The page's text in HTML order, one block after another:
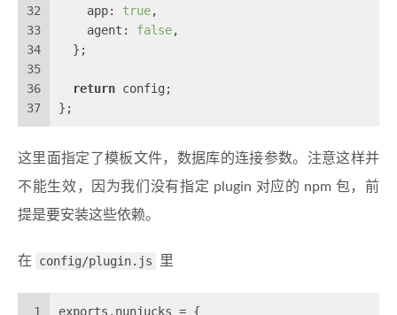
32
33
34
35
36
37
    app:
true,
    agent:
false,
  };
return config;
};
这里面指定了模板文件，数据库的连接参数。注意这样并
不能生效，因为我们没有指定 plugin 对应的 npm 包，前
提是要安装这些依赖。
在 config/plugin.js 里
1 exports.nunjucks = {